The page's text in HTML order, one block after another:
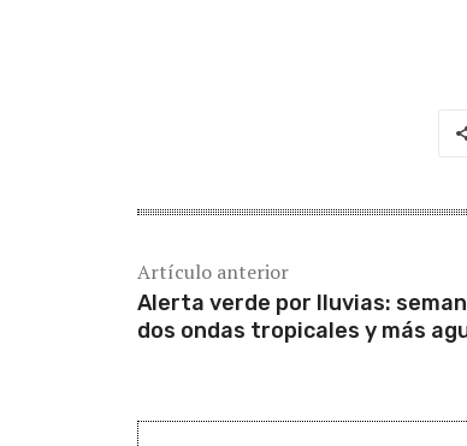
Artículo anterior
Alerta verde por lluvias:
dos ondas tropicales y más